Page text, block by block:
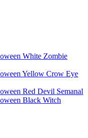
White Zombie
Yellow Crow Eye
Red Devil Semanal
Black Witch